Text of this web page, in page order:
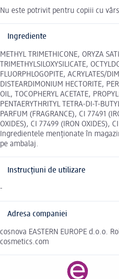
Nu este potrivit pentru copiii cu
Ingrediente
METHYL TRIMETHICONE, ORYZA
TRIMETHYLSILOXYSILICATE,
FLUORPHLOGOPITE, ACRYLATES/
DISTEARDIMONIUM HECTORITE,
OIL, TOCOPHERYL ACETATE,
PENTAERYTHRITYL TETRA-DI-T-
PARFUM (FRAGRANCE), CI 77491
OXIDES), CI 77499 (IRON OXIDES),
Ingredientele menționate în
pe ambalaj.
Instrucțiuni de utilizare
-
Adresa companiei
cosnova EASTERN EUROPE d.o.o.
cosmetics.com